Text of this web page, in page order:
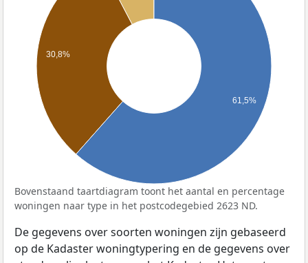
30,8%
61,5%
Bovenstaand taartdiagram toont het aantal en percentage
woningen naar type in het postcodegebied 2623 ND.
De gegevens over soorten woningen zijn gebaseerd
op de Kadaster woningtypering en de gegevens over